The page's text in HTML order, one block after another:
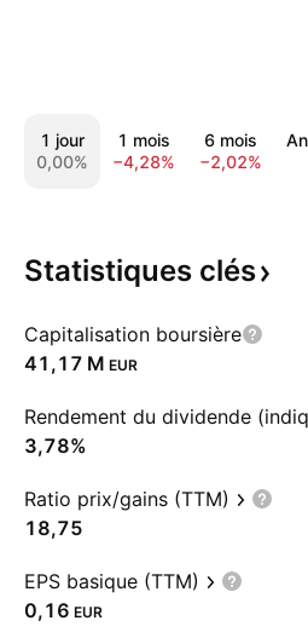
1 jour
0,00%
1 mois
−4,28%
6 mois
−2,02%
Statistiques clés
Capitalisation boursière
‪41,17 M‬ EUR
Rendement du dividende
3,78%
Ratio prix/gains (TTM)
18,75
EPS basique (TTM)
0,16 EUR